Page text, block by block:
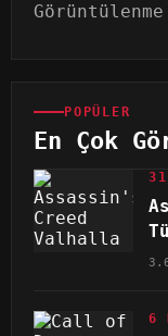
Görüntülenme
POPÜLER
En Çok
6